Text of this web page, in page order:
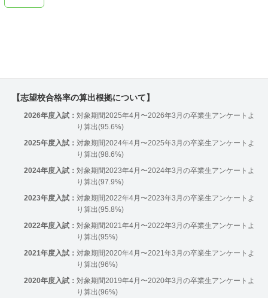
【志望校合格率の算出根拠について】
2026年度入試： 対象期間2025年4月〜2026年3月の卒業生アンケートよ
り算出(95.6%)
2025年度入試： 対象期間2024年4月〜2025年3月の卒業生アンケートよ
り算出(98.6%)
2024年度入試： 対象期間2023年4月〜2024年3月の卒業生アンケートよ
り算出(97.9%)
2023年度入試： 対象期間2022年4月〜2023年3月の卒業生アンケートよ
り算出(95.8%)
2022年度入試： 対象期間2021年4月〜2022年3月の卒業生アンケートよ
り算出(95%)
2021年度入試： 対象期間2020年4月〜2021年3月の卒業生アンケートよ
り算出(96%)
2020年度入試： 対象期間2019年4月〜2020年3月の卒業生アンケートよ
り算出(96%)